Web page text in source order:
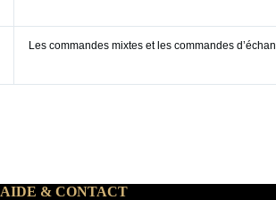
Les commandes mixtes et les commandes
AIDE & CONTACT